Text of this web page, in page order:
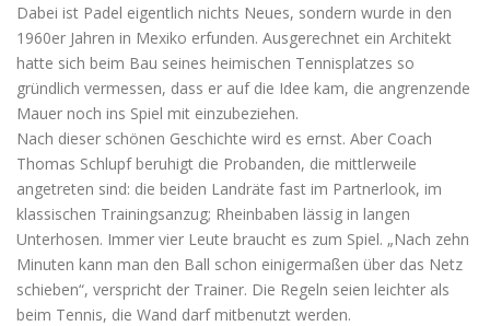
Dabei ist Padel eigentlich nichts Neues, sondern wurde in den
1960er Jahren in Mexiko erfunden. Ausgerechnet ein Architekt
hatte sich beim Bau seines heimischen Tennisplatzes so
gründlich vermessen, dass er auf die Idee kam, die angrenzende
Mauer noch ins Spiel mit einzubeziehen.
Nach dieser schönen Geschichte wird es ernst. Aber Coach
Thomas Schlupf beruhigt die Probanden, die mittlerweile
angetreten sind: die beiden Landräte fast im Partnerlook, im
klassischen Trainingsanzug; Rheinbaben lässig in langen
Unterhosen. Immer vier Leute braucht es zum Spiel. „Nach zehn
Minuten kann man den Ball schon einigermaßen über das Netz
schieben“, verspricht der Trainer. Die Regeln seien leichter als
beim Tennis, die Wand darf mitbenutzt werden.